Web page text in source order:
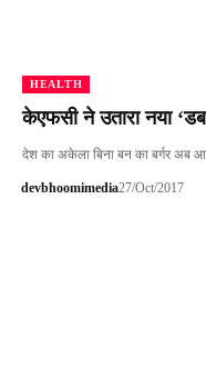
HEALTH
केएफसी ने उतारा नया
देश का अकेला बिना बन का बर्गर अब
devbhoomimedia27/Oct/2017